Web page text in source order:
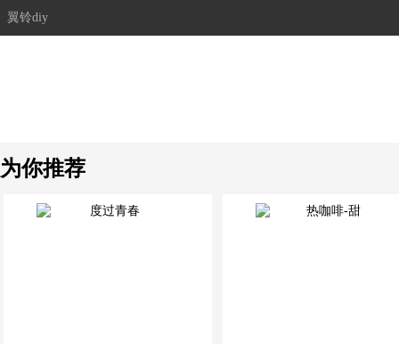
翼铃diy
为你推荐